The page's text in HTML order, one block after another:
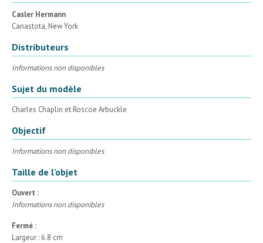
Casler Hermann
Canastota, New York
Distributeurs
Informations non disponibles
Sujet du modèle
Charles Chaplin et Roscoe Arbuckle
Objectif
Informations non disponibles
Taille de l'objet
Ouvert :
Informations non disponibles
Fermé :
Largeur : 6.8 cm